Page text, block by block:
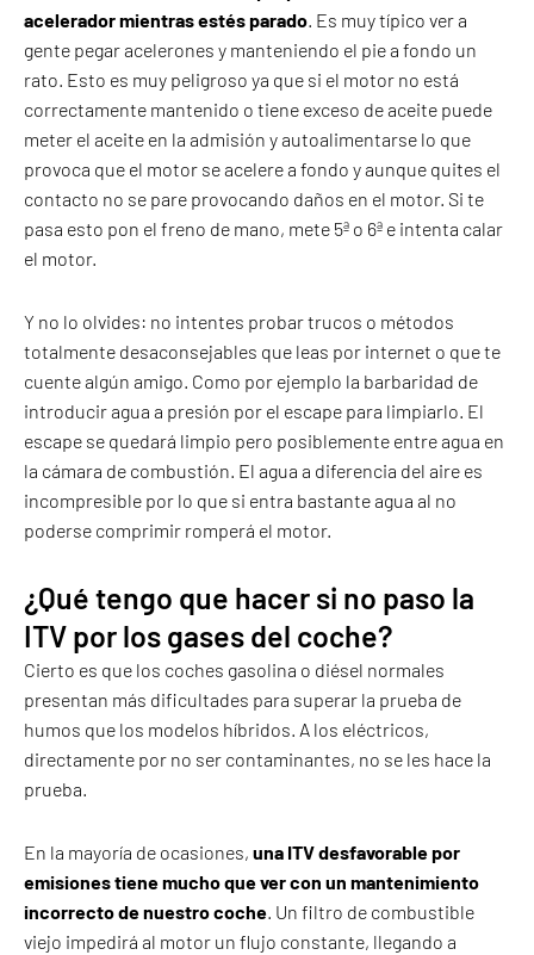
acelerador mientras estés parado. Es muy típico ver a
gente pegar acelerones y manteniendo el pie a fondo un
rato. Esto es muy peligroso ya que si el motor no está
correctamente mantenido o tiene exceso de aceite puede
meter el aceite en la admisión y autoalimentarse lo que
provoca que el motor se acelere a fondo y aunque quites el
contacto no se pare provocando daños en el motor. Si te
pasa esto pon el freno de mano, mete 5ª o 6ª e intenta calar
el motor.
Y no lo olvides: no intentes probar trucos o métodos
totalmente desaconsejables que leas por internet o que te
cuente algún amigo. Como por ejemplo la barbaridad de
introducir agua a presión por el escape para limpiarlo. El
escape se quedará limpio pero posiblemente entre agua en
la cámara de combustión. El agua a diferencia del aire es
incompresible por lo que si entra bastante agua al no
poderse comprimir romperá el motor.
¿Qué tengo que hacer si no paso la
ITV por los gases del coche?
Cierto es que los coches gasolina o diésel normales
presentan más dificultades para superar la prueba de
humos que los modelos híbridos. A los eléctricos,
directamente por no ser contaminantes, no se les hace la
prueba.
En la mayoría de ocasiones, una ITV desfavorable por
emisiones tiene mucho que ver con un mantenimiento
incorrecto de nuestro coche. Un filtro de combustible
viejo impedirá al motor un flujo constante, llegando a